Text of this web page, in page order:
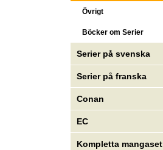
Övrigt
Böcker om Serier
Serier på svenska
Serier på franska
Conan
EC
Kompletta mangaset